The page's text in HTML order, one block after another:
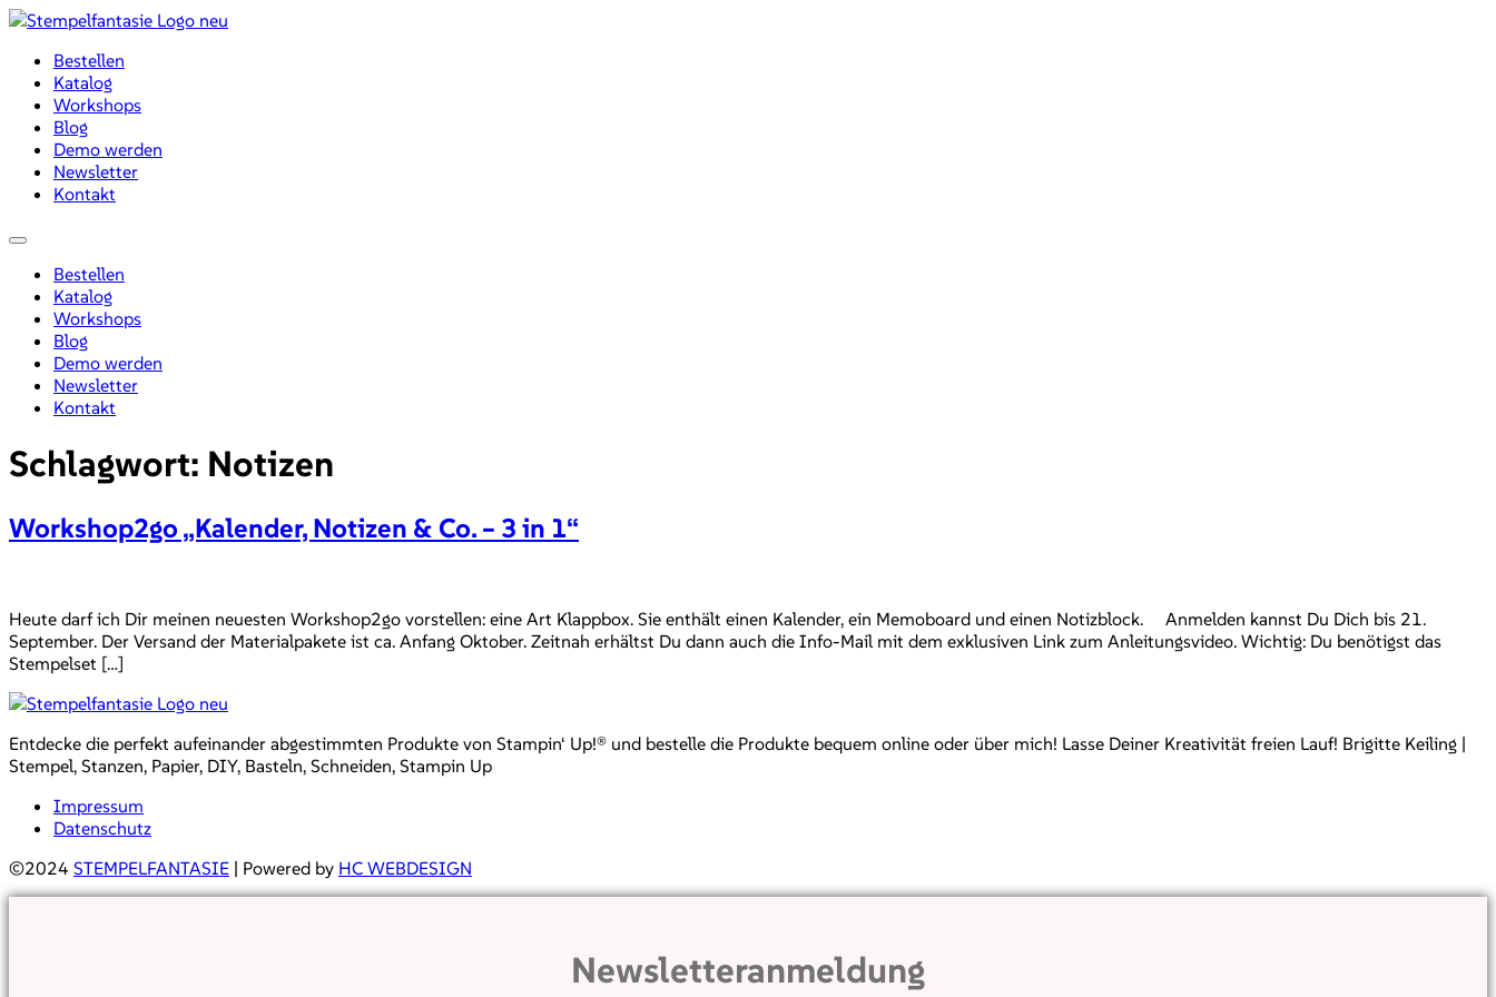
Zum
wechselnBestellen
Katalog
Workshops
Blog
Demo werden
Newsletter
Kontakt
Menü
Bestellen
Katalog
Workshops
Blog
Demo werden
Newsletter
Kontakt
Schlagwort: Notizen
Workshop2go „Kalender, Notizen & Co. – 3 in 1“
Heute darf ich Dir meinen neuesten Workshop2go vorstellen: eine Art Klappbox. Sie enthält einen Kalender, ein Memoboard und einen Notizblock. Anmelden kannst Du Dich bis 21.
September. Der Versand der Materialpakete ist ca. Anfang Oktober. Zeitnah erhältst Du dann auch die Info-Mail mit dem exklusiven Link zum Anleitungsvideo. Wichtig: Du benötigst das
Stempelset […]
Entdecke die perfekt aufeinander abgestimmten Produkte von Stampin‘ Up!® und bestelle die Produkte bequem online oder über mich! Lasse Deiner Kreativität freien Lauf! Brigitte Keiling |
Stempel, Stanzen, Papier, DIY, Basteln, Schneiden, Stampin Up
Impressum
Datenschutz
©2024 STEMPELFANTASIE | Powered by HC WEBDESIGN
Newsletteranmeldung